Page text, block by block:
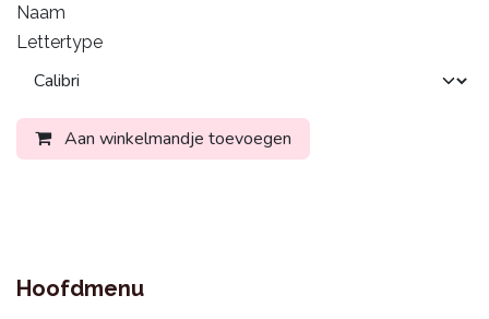
Naam
Lettertype
Aan winkelmandje toevoegen
Hoofdmenu